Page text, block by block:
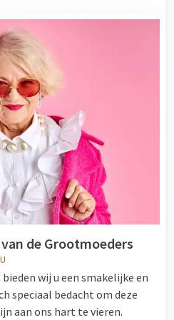
de Grootmoeders
wij u een smakelijke en
speciaal bedacht om deze
aan ons hart te vieren.